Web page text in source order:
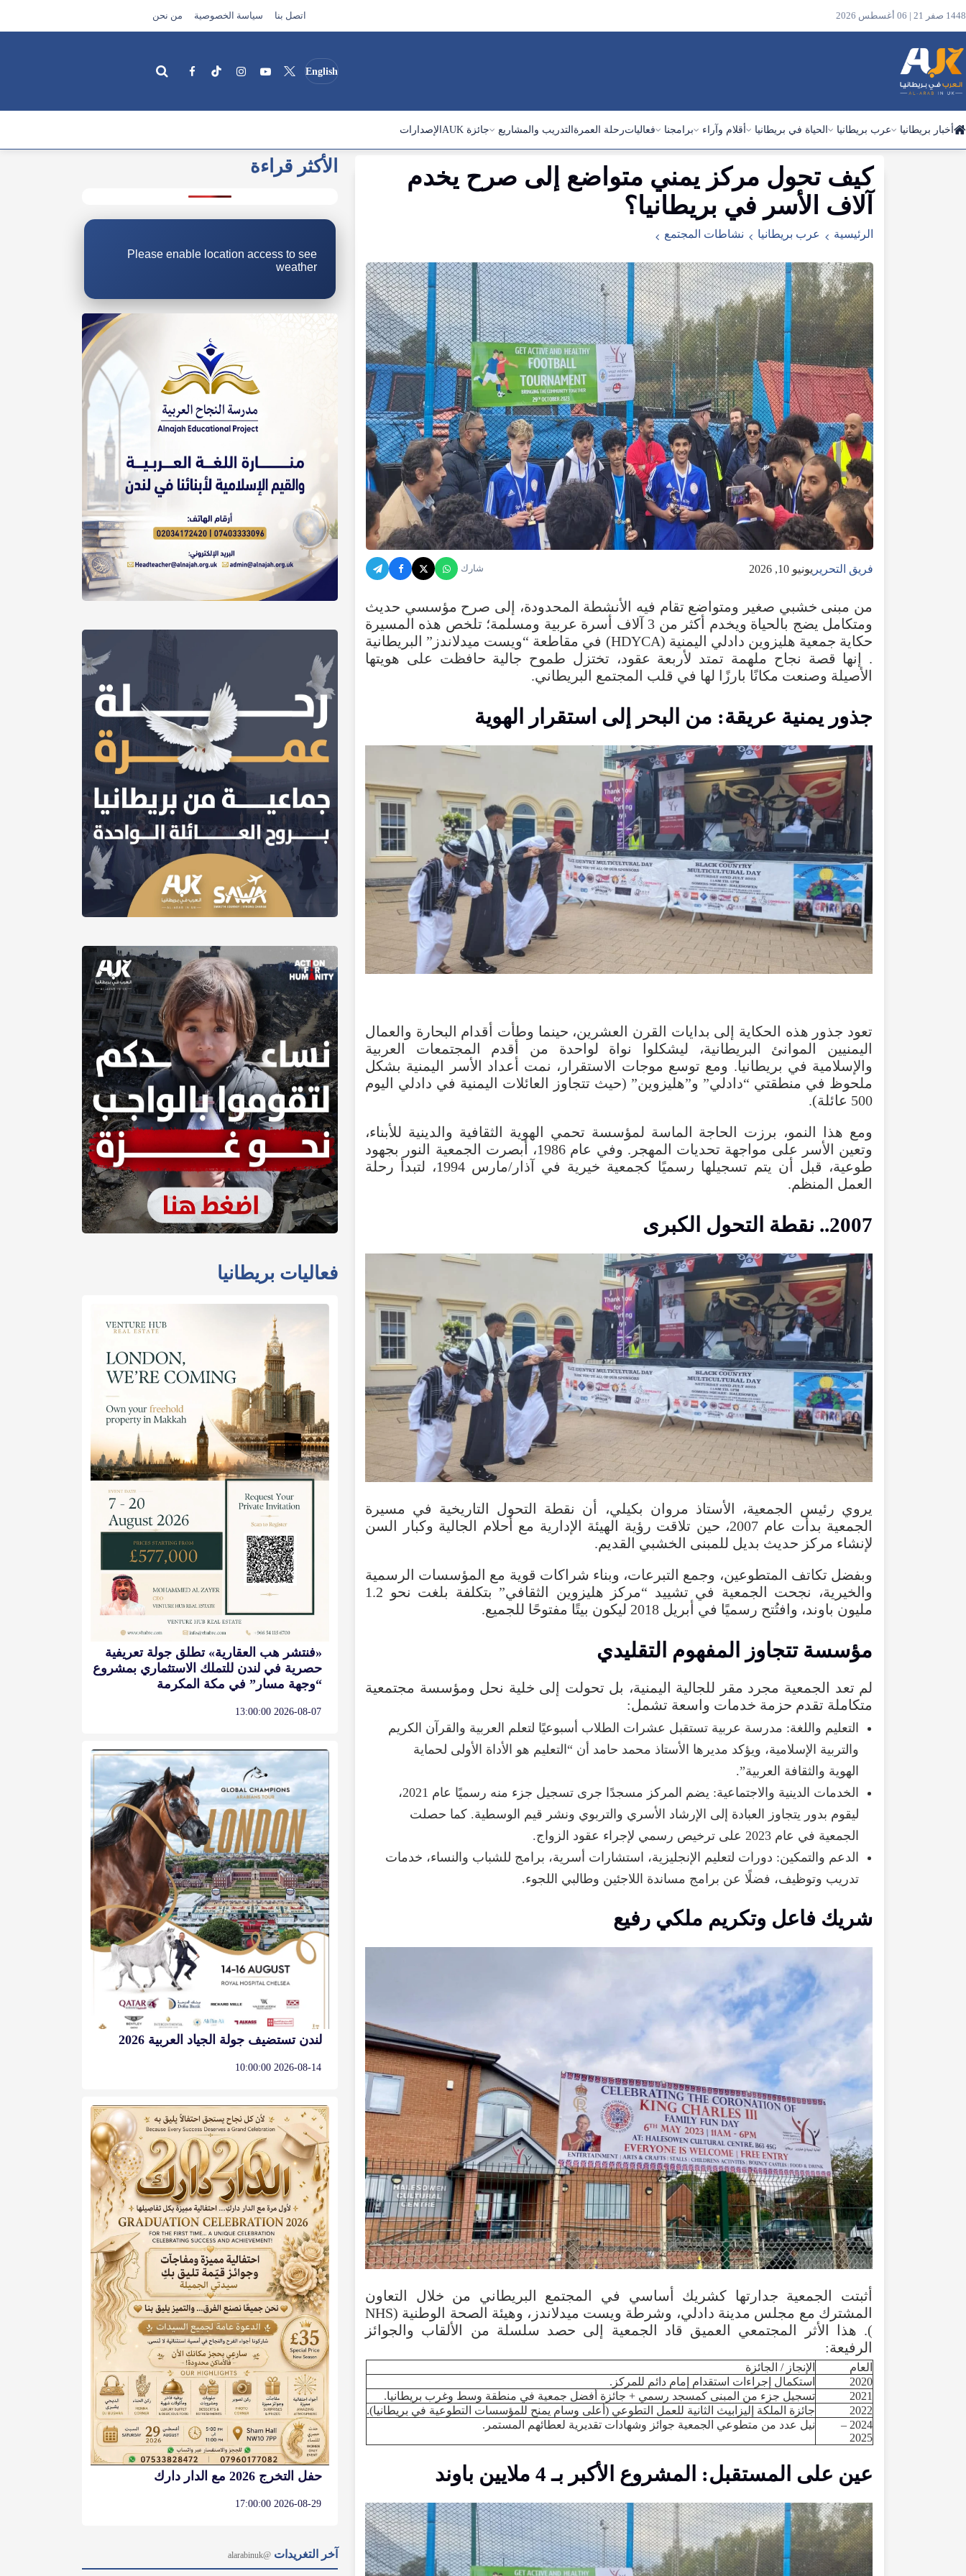
1448 صفر 21 | 06 أغسطس 2026 اتصل بنا سياسة الخصوصية من نحن
English
أخبار بريطانيا عرب بريطانيا الحياة في بريطانيا أقلام وآراء برامجنا فعالياترحلة العمرة التدريب والمشاريع جائزة AUK الإصدارات
كيف تحول مركز يمني متواضع إلى صرح يخدم
آلاف
الأسر في بريطانيا؟
الرئيسية عرب بريطانيا نشاطات المجتمع
فريق التحرير يونيو 10, 2026 شارك
من مبنى خشبي صغير ومتواضع تقام فيه الأنشطة المحدودة، إلى صرح مؤسسي حديث
ومتكامل يضج بالحياة ويخدم أكثر من آلاف أسرة عربية ومسلمة؛ تلخص هذه المسيرة
حكاية جمعية هليزوين دادلي اليمنية (
HDYCA
) في مقاطعة “ويست ميدلاندز ” البريطانية
.
إنها قصة نجاح ملهمة تمتد لأربعة عقود، تختزل طموح جالية حافظت على هويتها
الأصيلة وصنعت مكانًا بارزًا لها في قلب المجتمع البريطاني.
جذور يمنية عريقة: من البحر إلى استقرار الهوية
تعود جذور هذه الحكاية إلى بدايات القرن العشرين، حينما وطأت أقدام البحارة والعمال
اليمنيين
الموانئ البريطانية، ليشكلوا نواة لواحدة من أقدم المجتمعات
العربية
والإسلامية في بريطانيا. ومع توسع موجات الاستقرار ، نمت أعداد الأسر اليمنية بشكل
ملحوظ في منطقتي “دادلي” و”هليزوين” (حيث تتجاوز العائلات اليمنية في دادلي
اليوم
500 عائلة).
ومع هذا النمو، برزت الحاجة الماسة لمؤسسة تحمي الهوية الثقافية والدينية للأبناء،
وتعين
الأسر على مواجهة تحديات المهجر . وفي عام 1986، أبصرت الجمعية النور
بجهود
طوعية، قبل أن يتم تسجيلها رسميًا كجمعية خيرية في آذار/مارس 1994، لتبدأ
رحلة
العمل المنظم.
2007
.. نقطة التحول الكبرى
يروي رئيس الجمعية، الأستاذ مروان بكيلي، أن نقطة التحول التاريخية في مسيرة
الجمعية بدأت عام 2007، حين تلاقت رؤية الهيئة الإدارية مع أحلام الجالية وكبار
السن
لإنشاء مركز حديث بديل للمبنى الخشبي القديم.
وبفضل تكاتف المتطوعين، وجمع التبرعات، وبناء شراكات قوية مع المؤسسات الرسمية
والخيرية، نجحت الجمعية في تشييد “مركز هليزوين الثقافي” بتكلفة بلغت نحو
مليون باوند، وافتُتح رسميًا في أبريل ليكون بيتًا مفتوحًا للجميع.
مؤسسة تتجاوز المفهوم التقليدي
لم تعد الجمعية مجرد مقر للجالية اليمنية، بل تحولت إلى خلية نحل ومؤسسة مجتمعية
متكاملة تقدم حزمة خدمات واسعة تشمل:
التعليم واللغة: مدرسة عربية تستقبل عشرات الطلاب أسبوعيًا لتعلم العربية والقرآن الكريم
والتربية الإسلامية، ويؤكد مديرها الأستاذ محمد حامد أن “ التعليم هو الأداة الأولى لحماية
الهوية والثقافة العربية”.
الخدمات الدينية والاجتماعية: يضم المركز مسجدًا جرى تسجيل جزء منه رسميًا عام 2021،
ليقوم بدور يتجاوز العبادة إلى الإرشاد الأسري والتربوي ونشر قيم الوسطية. كما حصلت
الجمعية في عام على ترخيص رسمي لإجراء عقود الزواج.
الدعم والتمكين: دورات لتعليم الإنجليزية، استشارات أسرية، برامج للشباب والنساء، خدمات
تدريب وتوظيف، فضلًا عن برامج مساندة اللاجئين وطالبي اللجوء.
شريك فاعل وتكريم ملكي رفيع
أثبتت الجمعية جدارتها كشريك أساسي في المجتمع البريطاني من خلال
التعاون
المشترك مع مجلس مدينة دادلي، وشرطة ويست ميدلاندز ، وهيئة الصحة الوطنية (
NHS
). هذا الأثر المجتمعي العميق قاد الجمعية إلى حصد سلسلة من الألقاب والجوائز
الرفيعة:
العام الإنجاز / الجائزة
2020
استكمال إجراءات استقدام إمام دائم للمركز .
2021
تسجيل جزء من المبنى كمسجد رسمي + جائزة أفضل جمعية في منطقة وسط وغرب بريطانيا.
2022
جائزة الملكة إليزابيث الثانية للعمل التطوعي ( أعلى وسام يمنح للمؤسسات التطوعية في بريطانيا).
2024 –
2025
نيل عدد من متطوعي الجمعية جوائز وشهادات تقديرية لعطائهم المستمر .
عين على المستقبل: المشروع الأكبر بـ4 ملايين باوند
الأكثر قراءة
Please enable location access to see
weather
فعاليات بريطانيا
«فنتشر هب العقارية» تطلق جولة تعريفية
حصرية في لندن للتملك الاستثماري بمشروع
“وجهة مسار” في مكة المكرمة
2026-08-07 13:00:00
لندن تستضيف جولة الجياد العربية 2026
2026-08-14 10:00:00
حفل التخرج 2026 مع الدار دارك
2026-08-29 17:00:00
آخر التغريدات @alarabinuk